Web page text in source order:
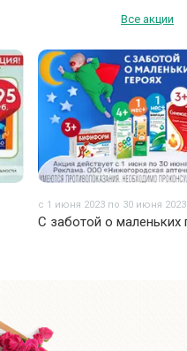
Все акции
с 1 июня 2023 по 30 июня 2023
С заботой о маленьких